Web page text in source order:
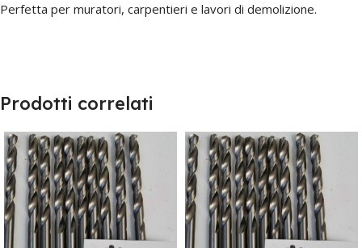
Perfetta per muratori, carpentieri e lavori di demolizione.
Prodotti correlati